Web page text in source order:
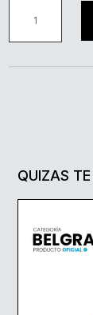
TRIANGULAR
CANTIDAD
QUIZAS